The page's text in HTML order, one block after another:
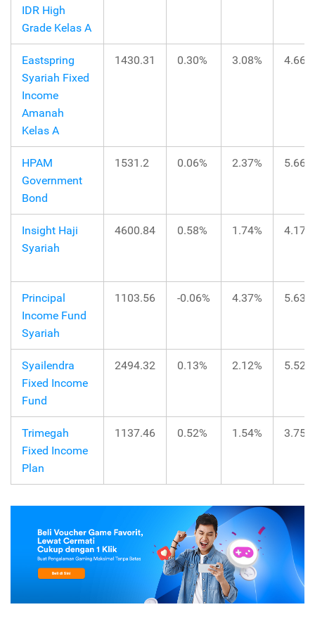
IDR High
Grade Kelas A
Eastspring
Syariah Fixed
Income
Amanah
Kelas A
1430.31 0.30% 3.08% 4.66%
HPAM
Government
Bond
1531.2 0.06% 2.37% 5.66%
Insight Haji
Syariah
4600.84 0.58% 1.74% 4.17%
Principal
Income Fund
Syariah
1103.56 -0.06% 4.37% 5.63%
Syailendra
Fixed Income
Fund
2494.32 0.13% 2.12% 5.52%
Trimegah
Fixed Income
Plan
1137.46 0.52% 1.54% 3.75%